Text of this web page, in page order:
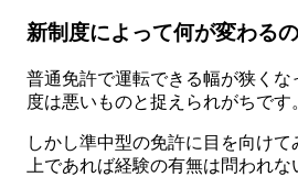
新制度によって何が変わる
普通免許で運転できる幅が狭くな
度は悪いものと捉えられがちです
しかし準中型の免許に目を向け
上であれば経験の有無は問われ